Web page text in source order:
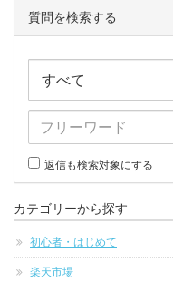
質問を検索する
返信も検索対象にする
カテゴリーから探す
初心者・はじめて
楽天市場